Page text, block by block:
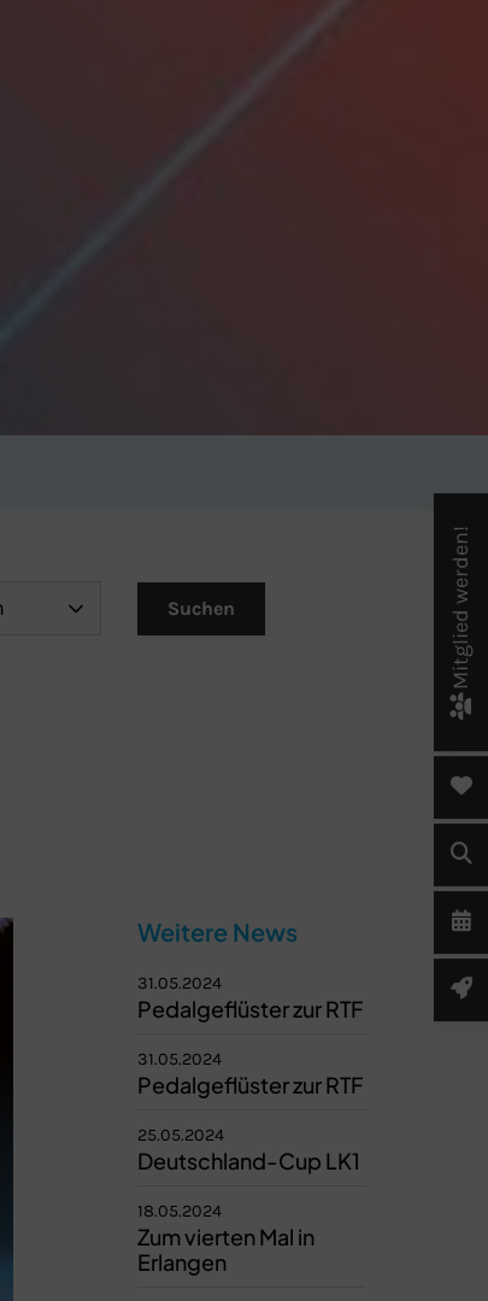
Weitere News
31.05.2024
Pedalgeflüster zur RTF
31.05.2024
Pedalgeflüster zur RTF
25.05.2024
Deutschland-Cup LK1
18.05.2024
Zum vierten Mal in
Erlangen
Mitglied werden!